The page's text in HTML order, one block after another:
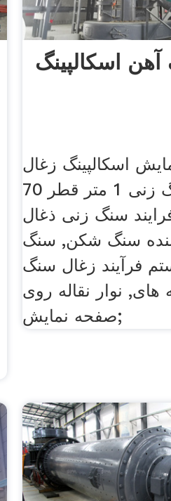
اسکالپینگ
اسکالپینگ زغال
گرانیت سنگ زنی 1 متر قطر 70
سنگ زنی ذغال
سنگ شکن, سنگ
فرآیند زغال سنگ
نوار نقاله روی
صفحه نمایش;